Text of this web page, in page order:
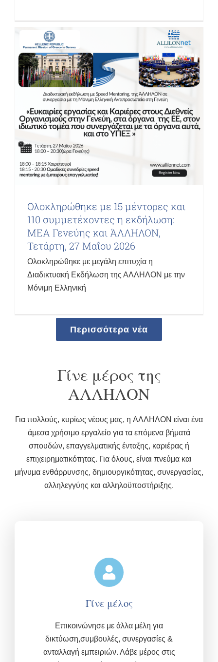
Ολοκληρώθηκε με 15 μέντορες και
110 συμμετέχοντες η εκδήλωση:
ΜΕΑ Γενεύης και ΆΛΛΗΛΟΝ,
Τετάρτη, 27 Μαΐου 2026
Ολοκληρώθηκε με μεγάλη επιτυχία η
Διαδικτυακή Εκδήλωση της ΑΛΛΗΛΟΝ με την
Μόνιμη Ελληνική
Περισσότερα νέα
Γίνε μέρος της
ΑΛΛΗΛΟΝ
Για πολλούς, κυρίως νέους μας, η AΛΛΗΛΟΝ είναι ένα
άμεσα χρήσιμο εργαλείο για τα επόμενα βήματά
σπουδών, επαγγελματικής ένταξης, καριέρας ή
επιχειρηματικότητας. Για όλους, είναι πνεύμα και
μήνυμα ενθάρρυνσης, δημιουργικότητας, συνεργασίας,
αλληλεγγύης και αλληλοϋποστήριξης.
Γίνε μέλος
Επικοινώνησε με άλλα μέλη για
δικτύωση,συμβουλές, συνεργασίες &
ανταλλαγή εμπειριών. Λάβε μέρος στις